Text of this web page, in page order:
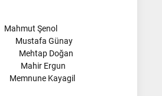
Mahmut Şenol
Mustafa Günay
Mehtap Doğan
Mahir Ergun
Memnune Kayagil